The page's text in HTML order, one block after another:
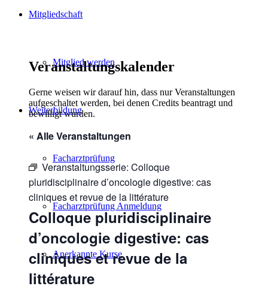
Mitgliedschaft
Mitglied werden
Weiterbildung
Facharztprüfung
Facharztprüfung Anmeldung
Anerkannte Kurse
Veranstaltungskalender
Gerne weisen wir darauf hin, dass nur Veranstaltungen
aufgeschaltet werden, bei denen Credits beantragt und
bewilligt wurden.
« Alle Veranstaltungen
Veranstaltungsserie: Colloque
pluridisciplinaire d’oncologie digestive: cas
cliniques et revue de la littérature
Colloque pluridisciplinaire
d’oncologie digestive: cas
cliniques et revue de la
littérature